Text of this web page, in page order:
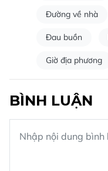
Đường về nhà
Đau buồn
Giờ địa phương
BÌNH LUẬN